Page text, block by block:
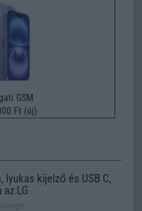
GSM
Ft (új)
lyukas kijelző és USB C,
LG